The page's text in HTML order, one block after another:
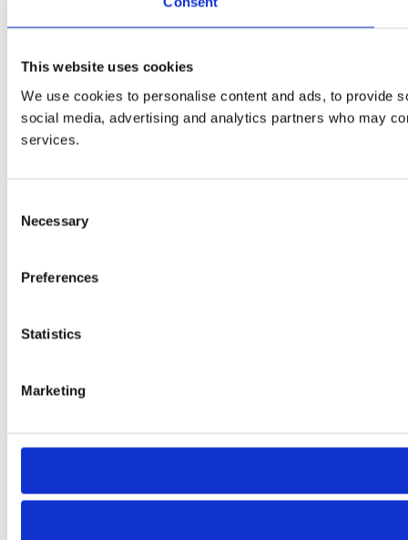
This website uses cookies
We use cookies to personalise content and ads, to provide
social media, advertising and analytics partners who may
services.
Selection
Necessary
Preferences
Statistics
Marketing